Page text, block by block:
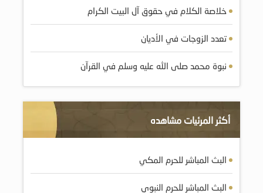
خلاصة الكلام في حقوق آل البيت الكرام
تعدد الزوجات في الأديان
نبوة محمد صلى الله عليه وسلم في القرآن
أكثر المرئيات مشاهده
البث المباشر للحرم المكي
البث المباشر للحرم النبوي